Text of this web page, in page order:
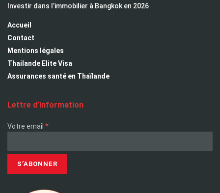
Investir dans l’immobilier à Bangkok en 2026
Accueil
Contact
Mentions légales
Thailande Elite Visa
Assurances santé en Thaïlande
Lettre d’information
Votre email *